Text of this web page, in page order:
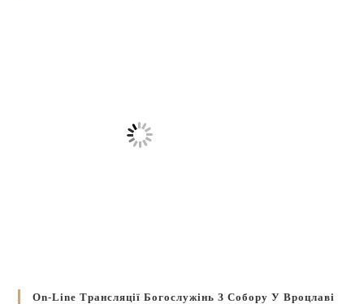
On-Line Трансляції Богослужінь З Собору У Вроцлаві